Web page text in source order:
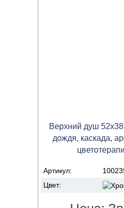
Верхний душ
дождя, каскада,
Артикул:
Цвет: